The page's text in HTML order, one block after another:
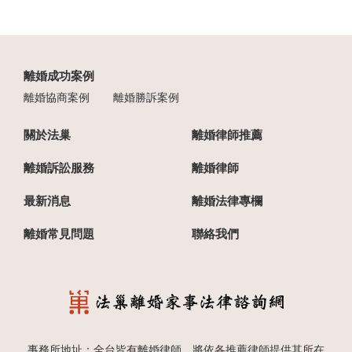
離婚成功案例
離婚協商案例 離婚勝訴案例
關於法巢 離婚律師推薦
離婚訴訟服務 離婚律師
最新消息 離婚法律專欄
離婚常見問題 聯絡我們